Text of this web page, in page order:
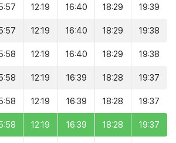
12:19 16:40 18:29 19:39
12:19 16:40 18:29 19:38
12:19 16:40 18:29 19:38
12:19 16:39 18:28 19:37
12:19 16:39 18:28 19:37
12:19 16:39 18:28 19:37